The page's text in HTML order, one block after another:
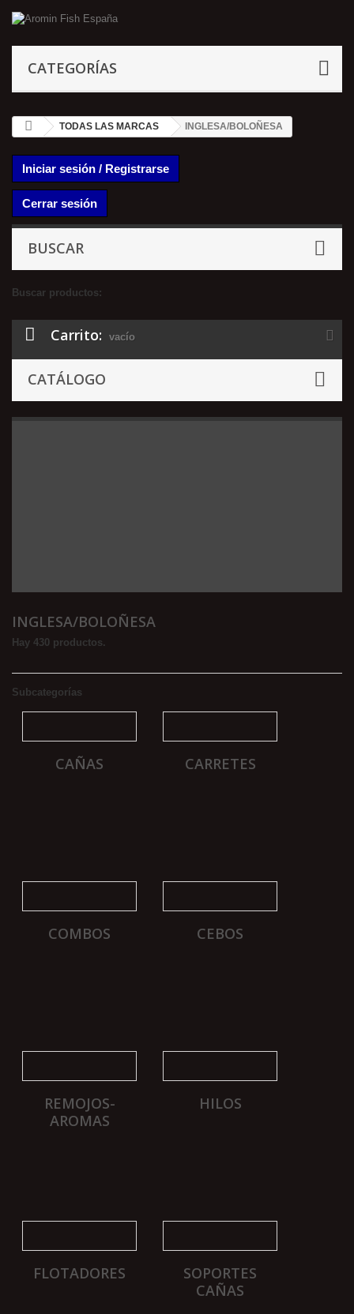
CATEGORÍAS
TODAS LAS MARCAS INGLESA/BOLOÑESA
Iniciar sesión / Registrarse
Cerrar sesión
BUSCAR
Buscar productos:
Carrito: vacío
CATÁLOGO
INGLESA/BOLOÑESA
Hay 430 productos.
Subcategorías
CAÑAS CARRETES
COMBOS CEBOS
REMOJOS-
AROMAS
HILOS
FLOTADORES
SOPORTES
CAÑAS